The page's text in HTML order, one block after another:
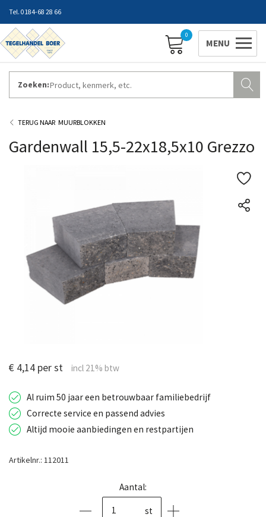
0184-68 28 66
0
Zoeken:
ZAKELIJK INLOGGEN
MUURBLOKKEN
Gardenwall 15,5-22x18,5x10 Grezzo
€ 4,14 per st
Al ruim 50 jaar een betrouwbaar familiebedrijf
Correcte service en passend advies
Altijd mooie aanbiedingen en restpartijen
Artikelnr.: 112011
Aantal:
st